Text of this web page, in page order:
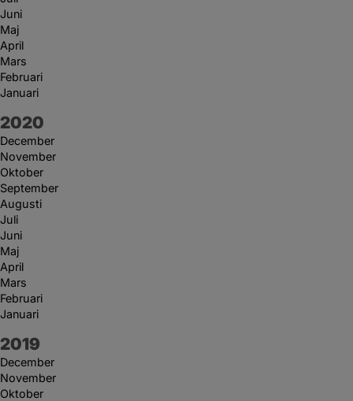
Juni
Maj
April
Mars
Februari
Januari
År:
2020
December
November
Oktober
September
Augusti
Juli
Juni
Maj
April
Mars
Februari
Januari
År:
2019
December
November
Oktober